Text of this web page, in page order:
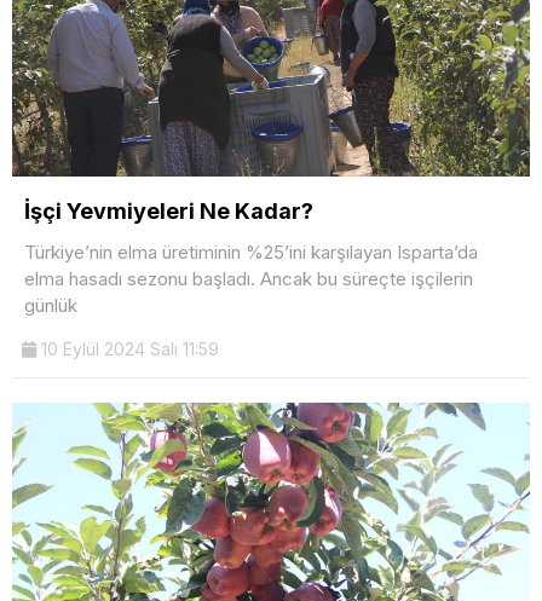
İşçi Yevmiyeleri Ne Kadar?
Türkiye’nin elma üretiminin %25’ini karşılayan Isparta’da
elma hasadı sezonu başladı. Ancak bu süreçte işçilerin
günlük
10 Eylül 2024 Salı 11:59